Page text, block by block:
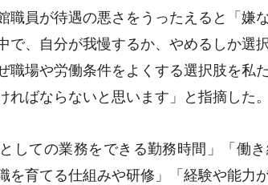
職員が待遇の悪さをうったえると「嫌
で、自分が我慢するか、やめるしか選
職場や労働条件をよくする選択肢を私
ればならないと思います」と指摘した。
しての業務をできる勤務時間」「働
を育てる仕組みや研修」「経験や能力